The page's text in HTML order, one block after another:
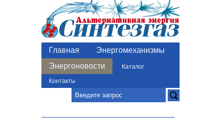
Главная
Энергомеханизмы
Энергоновости
Каталог
Контакты